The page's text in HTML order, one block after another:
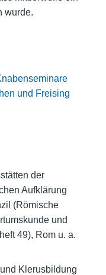
wurde.
und Freising
der
Aufklärung
(Römische
und
49), Rom u. a.
Klerusbildung